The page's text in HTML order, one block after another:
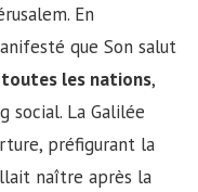
En
que Son salut
toutes les nations,
social. La Galilée
préfigurant la
naître après la